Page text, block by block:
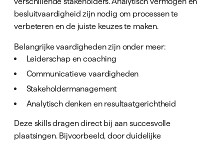
besluitvaardigheid zijn nodig om processen te
verbeteren en de juiste keuzes te maken.
Belangrijke vaardigheden zijn onder meer:
Leiderschap en coaching
Communicatieve vaardigheden
Stakeholdermanagement
Analytisch denken en resultaatgerichtheid
Deze skills dragen direct bij aan succesvolle
plaatsingen. Bijvoorbeeld, door duidelijke